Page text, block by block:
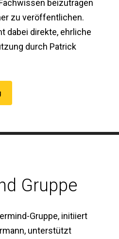
beizutragen
zu veröffentlichen.
dabei direkte, ehrliche
durch Patrick
Gruppe
Gruppe, initiiert
unterstützt